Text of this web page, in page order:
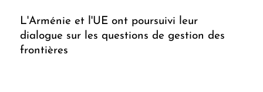
L'Arménie et l'UE ont poursuivi leur
dialogue sur les questions de gestion des
frontières